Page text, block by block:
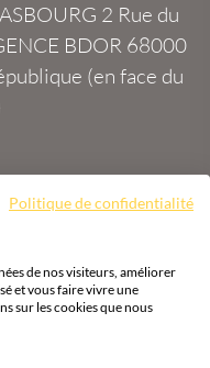
2 Rue du
BDOR 68000
(en face du
®Cours or, achat
Politique de confidentialité
de nos visiteurs, améliorer
et vous faire vivre une
sur les cookies que nous